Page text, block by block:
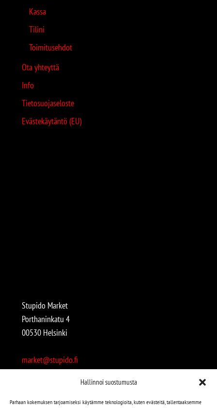
Hallinnoi suostumusta
Parhaan kokemuksen tarjoamiseksi käytämme teknologioita, kuten evästeitä, tallentaaksemme
Kassa
Tilini
Toimitusehdot
Ota yhteyttä
Info
Tietosuojaseloste
Evästekäytäntö (EU)
Stupido Market
Porthaninkatu 4
00530 Helsinki
market@stupido.fi
Avoinna: